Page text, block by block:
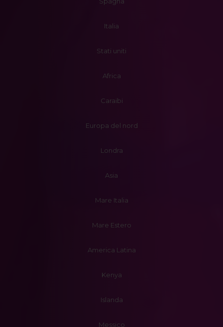
Italia
Stati uniti
Africa
Caraibi
Europa del nord
Londra
Asia
Mare Italia
Mare Estero
America Latina
Kenya
Islanda
Messico